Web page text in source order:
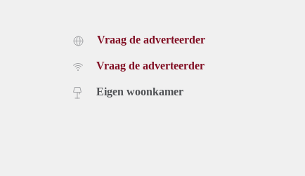
Vraag de adverteerder
Vraag de adverteerder
Eigen woonkamer